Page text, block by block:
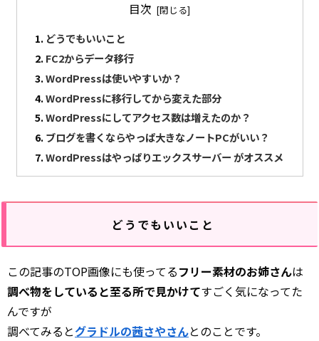
目次
どうでもいいこと
FC2からデータ移行
WordPressは使いやすいか？
WordPressに移行してから変えた部分
WordPressにしてアクセス数は増えたのか？
ブログを書くならやっぱ大きなノートPCがいい？
WordPressはやっぱりエックスサーバー がオススメ
どうでもいいこと
この記事のTOP画像にも使ってるフリー素材のお姉さんは
調べ物をしていると至る所で見かけてすごく気になってた
んですが
調べてみるとグラドルの茜さやさんとのことです。